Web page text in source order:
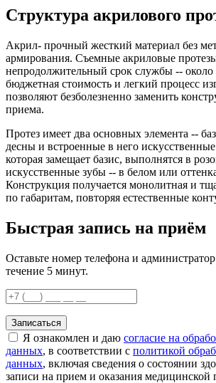
Структура акрилового
Акрил- прочный жесткий материал без
армирования. Съемные акриловые
непродолжительный срок службы -- около
бюджетная стоимость и легкий процесс
позволяют безболезненно заменить
приема.
Протез имеет два основных элемента --
десны и встроенные в него
которая замещает базис, выполнятся в
искусственные зубы -- в белом или
Конструкция получается монолитная и
по габаритам, повторяя естественные
Быстрая запись на приём
Оставьте номер телефона и
течение 5 минут.
Записаться
Я ознакомлен и даю согласие на
данных, в соответствии с политикой
данных, включая сведения о состоянии
записи на прием и оказания